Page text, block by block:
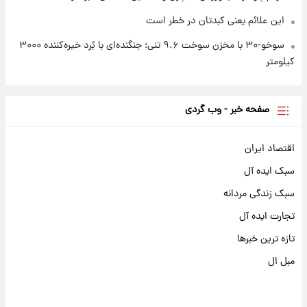
این علائم یعنی کبدتان در خطر است
سوخو-۳۰ با مخزن سوخت ۹.۶ تنی؛ جنگنده‌ای با بُرد خیره‌کننده ۳۰۰۰
کیلومتر
صفحه خبر - وب گردی
اقتصاد ایران
سبک ایده آل
سبک زندگی مردانه
تجارت ایده آل
تازه ترین خبرها
مبل ال